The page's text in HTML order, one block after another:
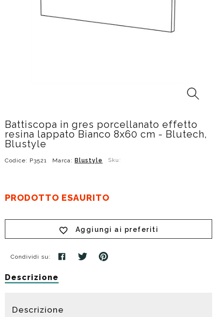
Battiscopa in gres porcellanato effetto
resina lappato Bianco 8x60 cm - Blutech,
Blustyle
Codice: P3521 Marca: Blustyle Sku:
PRODOTTO ESAURITO
Aggiungi ai preferiti
Condividi su:
Descrizione
Descrizione